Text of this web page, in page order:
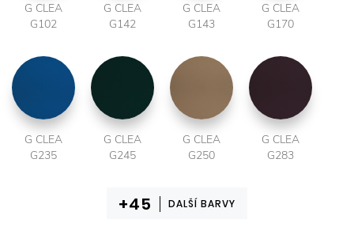
G CLEA
G102
G CLEA
G142
G CLEA
G143
G CLEA
G170
G CLEA
G235
G CLEA
G245
G CLEA
G250
G CLEA
G283
DALŠÍ BARVY